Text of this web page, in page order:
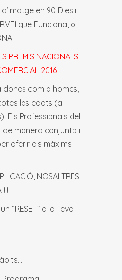
en 90 Dies i
que Funciona, oi
PREMIS NACIONALS
2016
dones com a homes,
les edats (a
Els Professionals del
manera conjunta i
oferir els màxims
NOSALTRES
!!!
“RESET” a la Teva